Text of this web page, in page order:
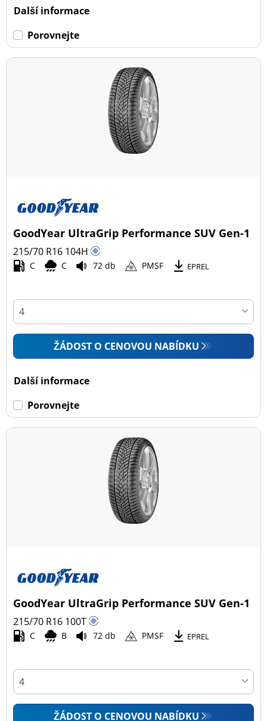
Další informace
Porovnejte
GoodYear UltraGrip Performance SUV Gen-1
215/70 R16 104H
C C 72 db PMSF EPREL
ŽÁDOST O CENOVOU NABÍDKU
Další informace
Porovnejte
GoodYear UltraGrip Performance SUV Gen-1
215/70 R16 100T
C B 72 db PMSF EPREL
ŽÁDOST O CENOVOU NABÍDKU